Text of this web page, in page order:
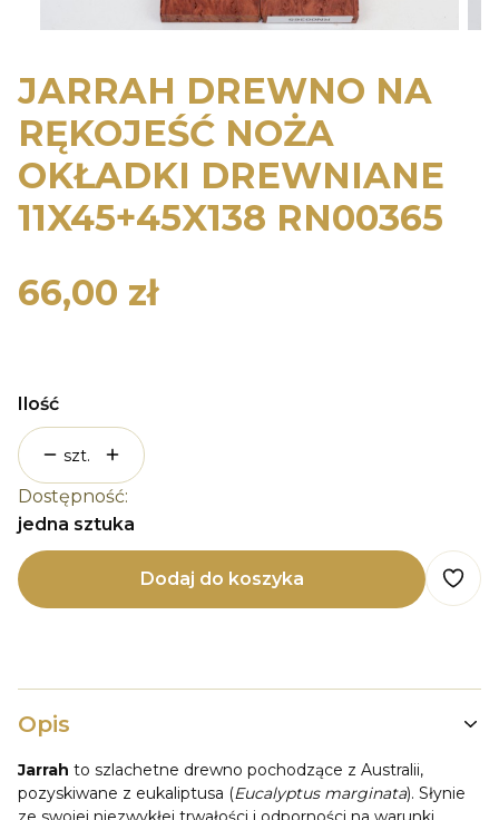
JARRAH DREWNO NA
RĘKOJEŚĆ NOŻA
OKŁADKI DREWNIANE
11X45+45X138 RN00365
Cena
66,00 zł
Ilość
szt.
Dostępność:
jedna sztuka
Dodaj do koszyka
Opis
Jarrah to szlachetne drewno pochodzące z Australii,
pozyskiwane z eukaliptusa (Eucalyptus marginata). Słynie